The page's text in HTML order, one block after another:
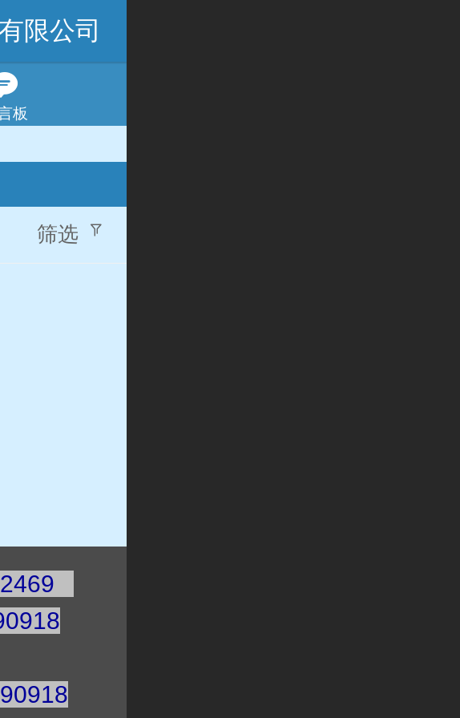
限公司
板
筛选
18